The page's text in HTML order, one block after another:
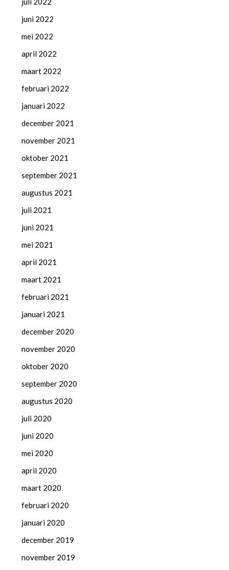
juni 2022
mei 2022
april 2022
maart 2022
februari 2022
januari 2022
december 2021
november 2021
oktober 2021
september 2021
augustus 2021
juli 2021
juni 2021
mei 2021
april 2021
maart 2021
februari 2021
januari 2021
december 2020
november 2020
oktober 2020
september 2020
augustus 2020
juli 2020
juni 2020
mei 2020
april 2020
maart 2020
februari 2020
januari 2020
december 2019
november 2019